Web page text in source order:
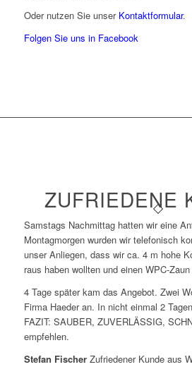
Oder nutzen Sie unser Kontaktformular.
Folgen Sie uns in Facebook
ZUFRIEDENE
Samstags Nachmittag hatten wir eine
Montagmorgen wurden wir telefonisch
unser Anliegen, dass wir ca. 4 m hohe
raus haben wollten und einen WPC-
4 Tage später kam das Angebot. Zwei
Firma Haeder an. In nicht einmal 2
FAZIT: SAUBER, ZUVERLÄSSIG,
empfehlen.
Stefan Fischer Zufriedener Kunde aus